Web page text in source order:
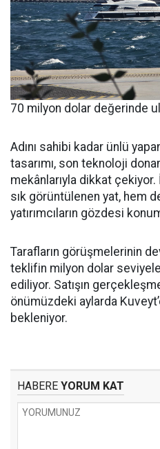
70 milyon dolar değerinde
Adını sahibi kadar ünlü
tasarımı, son teknoloji
mekânlarıyla dikkat çekiyor.
sık görüntülenen yat, hem
yatırımcıların gözdesi
Tarafların görüşmelerinin
teklifin milyon dolar
ediliyor. Satışın
önümüzdeki aylarda
bekleniyor.
HABERE YORUM KAT